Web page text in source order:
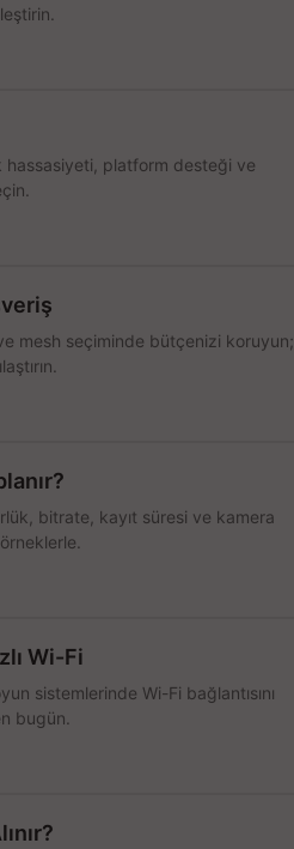
hassasiyeti, platform desteği ve
mesh seçiminde bütçenizi koruyun;
bitrate, kayıt süresi ve kamera
Wi-Fi
sistemlerinde Wi-Fi bağlantısını
bugün.